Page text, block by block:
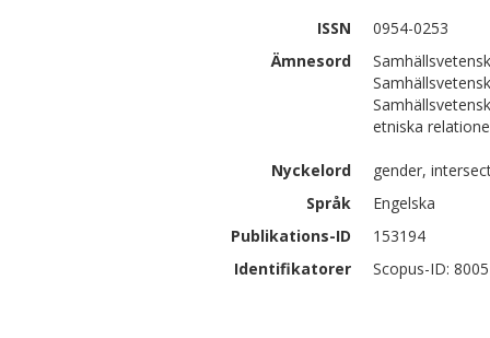
ISSN
0954-0253
Ämnesord
etniska
Nyckelord
gender,
Språk
Engelska
Publikations-ID
153194
Identifikatorer
Scopus-ID: